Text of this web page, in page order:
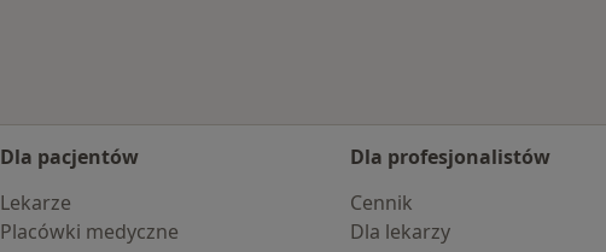
Dla pacjentów
Lekarze
Placówki medyczne
Dla profesjonalistów
Cennik
Dla lekarzy